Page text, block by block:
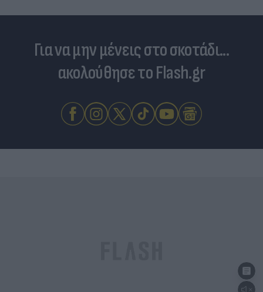
Για να μην μένεις στο σκοτάδι...
ακολούθησε το Flash.gr